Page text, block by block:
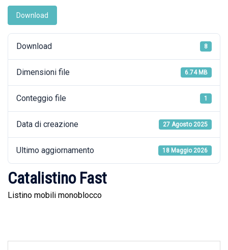
Download
Download 8
Dimensioni file 6.74 MB
Conteggio file 1
Data di creazione 27 Agosto 2025
Ultimo aggiornamento 18 Maggio 2026
Catalistino Fast
Listino mobili monoblocco